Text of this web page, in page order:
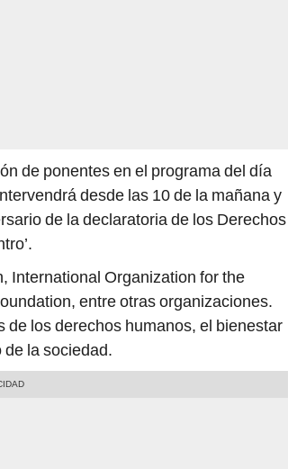
de ponentes en el programa del día
desde las 10 de la mañana y
de la declaratoria de los Derechos
International Organization for the
entre otras organizaciones.
de los derechos humanos, el bienestar
la sociedad.